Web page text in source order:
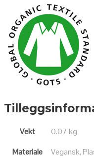
Vekt
0.07 kg
Materiale
Vegansk,